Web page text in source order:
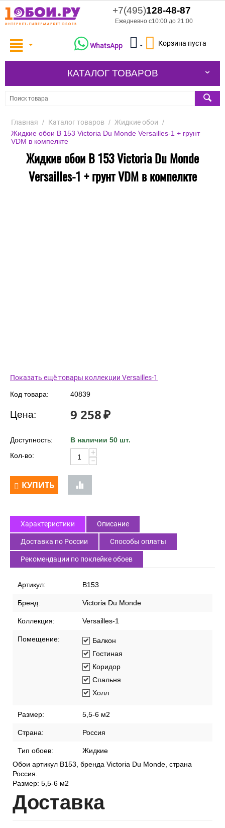
+7(495)128-48-87
Ежедневно с10:00 до 21:00
Корзина пуста
WhatsApp
КАТАЛОГ ТОВАРОВ
Главная / Каталог товаров / Жидкие обои /
Жидкие обои В 153 Victoria Du Monde Versailles-1 + грунт
VDM в компелкте
Жидкие обои В 153 Victoria Du Monde
Versailles-1 + грунт VDM в компелкте
Показать ещё товары коллекции Versailles-1
Код товара: 40839
Цена: 9 258₽
Доступность:
В наличии 50 шт.
Кол-во:
+
−
КУПИТЬ
Характеристики Описание
Доставка по России Способы оплаты
Рекомендации по поклейке обоев
Артикул: В153
Бренд: Victoria Du Monde
Коллекция: Versailles-1
Помещение:
Балкон
Гостиная
Коридор
Спальня
Холл
Размер: 5,5-6 м2
Страна: Россия
Тип обоев:
Жидкие
Обои артикул В153, бренда Victoria Du Monde, страна
Россия.
Размер: 5,5-6 м2
Доставка